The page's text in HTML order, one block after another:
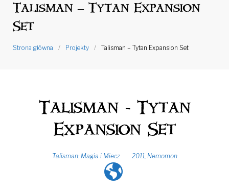
Talisman – Tytan Expansion
Set
Strona główna / Projekty / Talisman – Tytan Expansion Set
Talisman - Tytan
Expansion Set
Talisman: Magia i Miecz 2011, Nemomon